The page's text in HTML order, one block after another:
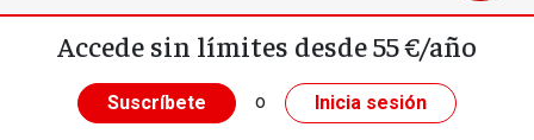
Pasar al contenido principal
Accede sin límites desde 55 €/año
Suscríbete o Inicia sesión